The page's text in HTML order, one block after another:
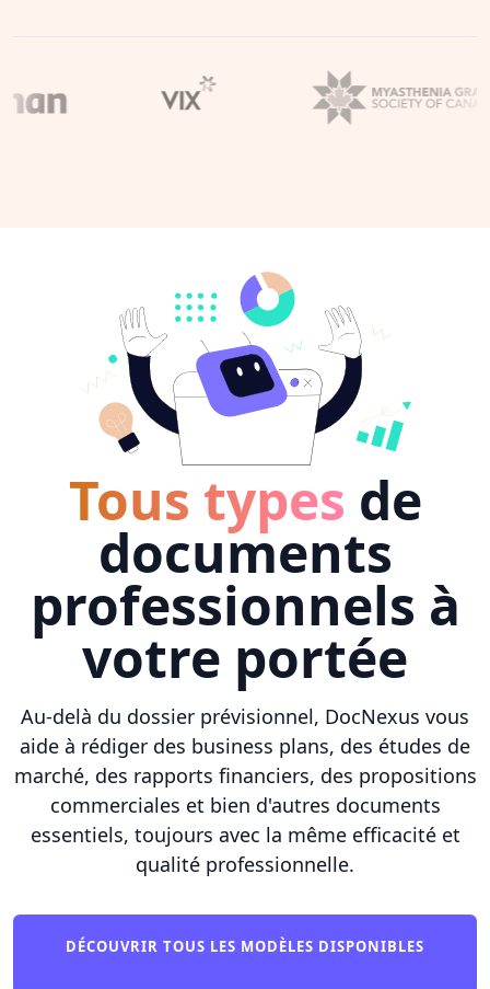
Tous types de
documents
professionnels à
votre portée
Au-delà du dossier prévisionnel, DocNexus vous
aide à rédiger des business plans, des études de
marché, des rapports financiers, des propositions
commerciales et bien d'autres documents
essentiels, toujours avec la même efficacité et
qualité professionnelle.
DÉCOUVRIR TOUS LES MODÈLES DISPONIBLES